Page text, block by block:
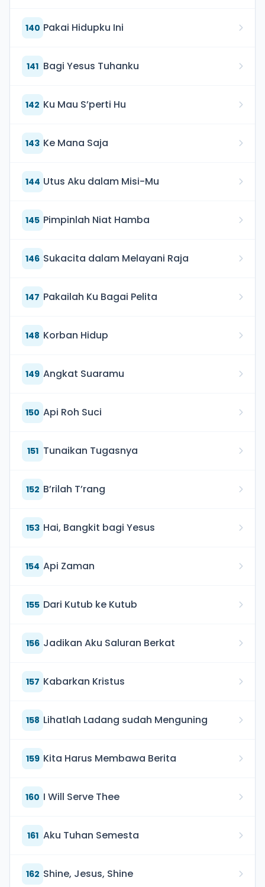
140 Pakai Hidupku Ini
141 Bagi Yesus Tuhanku
142 Ku Mau S’perti Hu
143 Ke Mana Saja
144 Utus Aku dalam Misi-Mu
145 Pimpinlah Niat Hamba
146 Sukacita dalam Melayani Raja
147 Pakailah Ku Bagai Pelita
148 Korban Hidup
149 Angkat Suaramu
150 Api Roh Suci
151 Tunaikan Tugasnya
152 B’rilah T’rang
153 Hai, Bangkit bagi Yesus
154 Api Zaman
155 Dari Kutub ke Kutub
156 Jadikan Aku Saluran Berkat
157 Kabarkan Kristus
158 Lihatlah Ladang sudah Menguning
159 Kita Harus Membawa Berita
160 I Will Serve Thee
161 Aku Tuhan Semesta
162 Shine, Jesus, Shine